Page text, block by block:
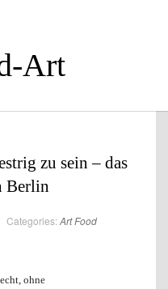
Art
zu sein – das
Berlin
Categories: ArtFood
ohne